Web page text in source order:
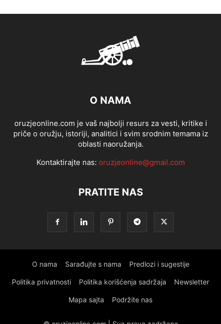
O NAMA
oruzjeonline.com je vaš najbolji resurs za vesti, kritike i
priče o oružju, istoriji, analitici i svim srodnim temama iz
oblasti naoružanja.
Kontaktirajte nas: oruzjeonline@gmail.com
PRATITE NAS
O nama Sarađujte s nama Predlozi i sugestije
Politika privatnosti Politika korišćenja sadržaja Newsletter
Mapa sajta Podržite nas